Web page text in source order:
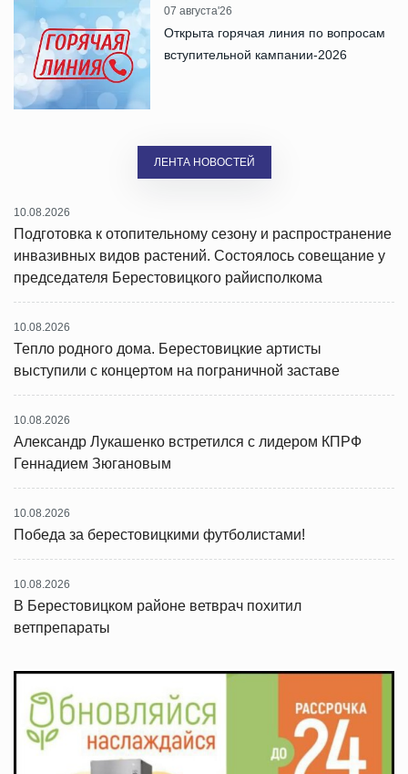
07 августа'26
Открыта горячая линия по вопросам
вступительной кампании-2026
ЛЕНТА НОВОСТЕЙ
10.08.2026
Подготовка к отопительному сезону и распространение
инвазивных видов растений. Состоялось совещание у
председателя Берестовицкого райисполкома
10.08.2026
Тепло родного дома. Берестовицкие артисты
выступили с концертом на пограничной заставе
10.08.2026
Александр Лукашенко встретился с лидером КПРФ
Геннадием Зюгановым
10.08.2026
Победа за берестовицкими футболистами!
10.08.2026
В Берестовицком районе ветврач похитил
ветпрепараты